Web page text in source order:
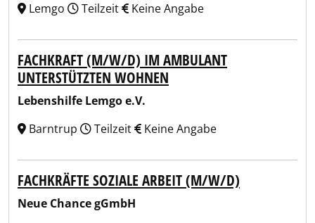
Lemgo Teilzeit Keine Angabe
FACHKRAFT (M/W/D) IM AMBULANT
UNTERSTÜTZTEN WOHNEN
Lebenshilfe Lemgo e.V.
Barntrup
Teilzeit Keine Angabe
FACHKRÄFTE SOZIALE ARBEIT (M/W/D)
Neue Chance gGmbH